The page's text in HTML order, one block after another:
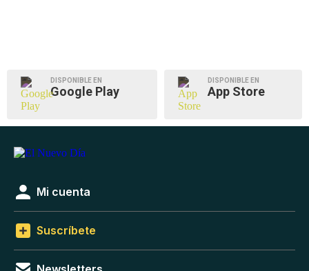
DISPONIBLE EN
Google Play
DISPONIBLE EN
App Store
Mi cuenta
Suscríbete